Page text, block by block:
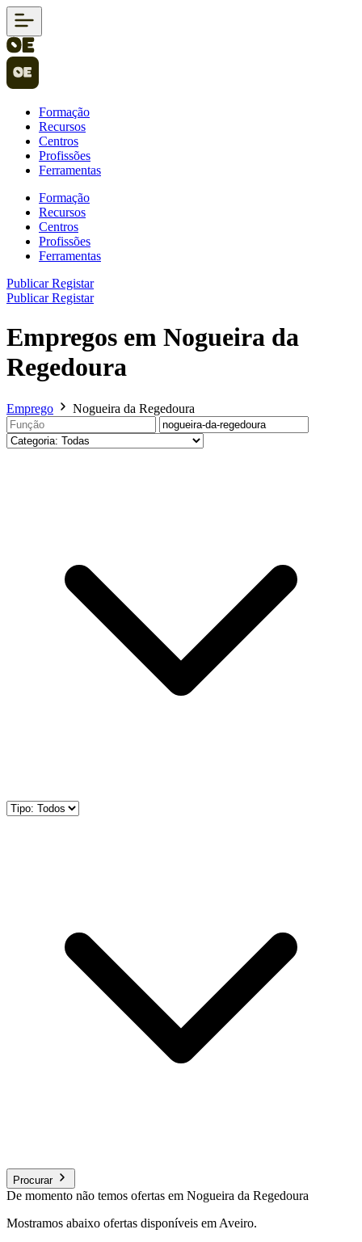
Formação
Recursos
Centros
Profissões
Ferramentas
Formação
Recursos
Centros
Profissões
Ferramentas
PublicarRegistar
PublicarRegistar
Empregos em Nogueira da
Regedoura
Emprego Nogueira da Regedoura
Procurar
De momento não temos ofertas em Nogueira da Regedoura
Mostramos abaixo ofertas disponíveis em Aveiro.